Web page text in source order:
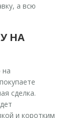
а всю
НА
на
сделка.
и коротким